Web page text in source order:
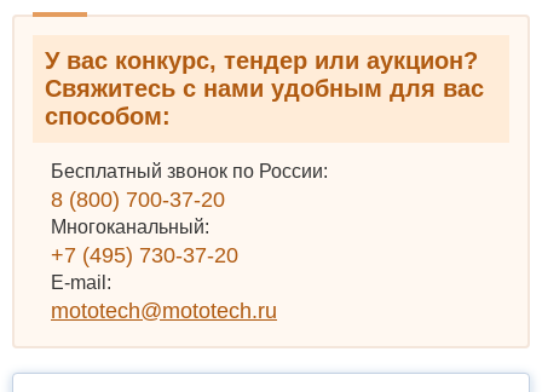
У вас конкурс, тендер или аукцион?
Свяжитесь с нами удобным для вас
способом:
Бесплатный звонок по России:
8 (800) 700-37-20
Многоканальный:
+7 (495) 730-37-20
E-mail:
mototech@mototech.ru